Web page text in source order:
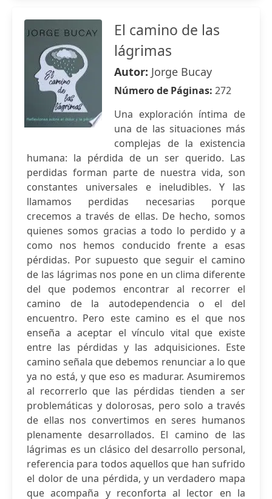
El camino de las
lágrimas
Autor: Jorge Bucay
Número de Páginas: 272
Una exploración íntima de
una de las situaciones más
complejas de la existencia
humana: la pérdida de un ser querido. Las
perdidas forman parte de nuestra vida, son
constantes universales e ineludibles. Y las
llamamos perdidas necesarias porque
crecemos a través de ellas. De hecho, somos
quienes somos gracias a todo lo perdido y a
como nos hemos conducido frente a esas
pérdidas. Por supuesto que seguir el camino
de las lágrimas nos pone en un clima diferente
del que podemos encontrar al recorrer el
camino de la autodependencia o el del
encuentro. Pero este camino es el que nos
enseña a aceptar el vínculo vital que existe
entre las pérdidas y las adquisiciones. Este
camino señala que debemos renunciar a lo que
ya no está, y que eso es madurar. Asumiremos
al recorrerlo que las pérdidas tienden a ser
problemáticas y dolorosas, pero solo a través
de ellas nos convertimos en seres humanos
plenamente desarrollados. El camino de las
lágrimas es un clásico del desarrollo personal,
referencia para todos aquellos que han sufrido
el dolor de una pérdida, y un verdadero mapa
que acompaña y reconforta al lector en la